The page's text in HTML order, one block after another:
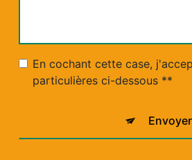
En cochant cette case,
particulières ci-dessous **
Envoyer